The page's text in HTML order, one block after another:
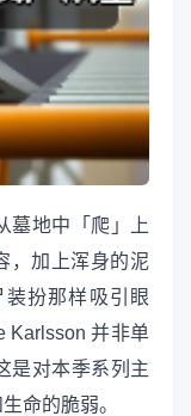
墓地中「爬」上
，加上浑身的泥
扮那样吸引眼
Karlsson 并非单
是对本季系列主
命的脆弱。